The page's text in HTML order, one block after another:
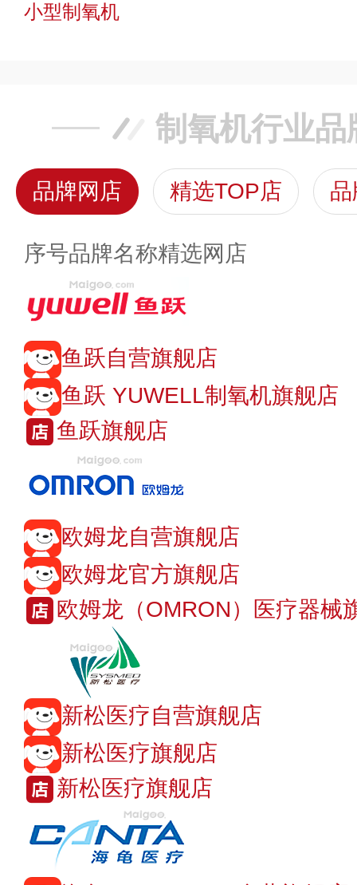
小型制氧机
制氧机行业品
品牌网店 精选TOP店
序号品牌名称精选网店
鱼跃自营旗舰店
鱼跃 YUWELL制氧机旗舰店
鱼跃旗舰店
欧姆龙自营旗舰店
欧姆龙官方旗舰店
欧姆龙（OMRON）医疗器械
新松医疗自营旗舰店
新松医疗旗舰店
新松医疗旗舰店